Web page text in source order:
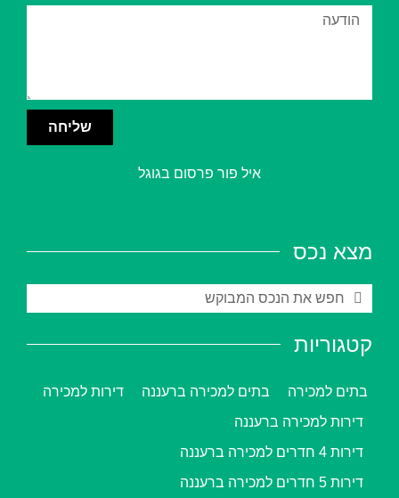
שליחה
איל פור פרסום בגוגל
מצא נכס
קטגוריות
בתים למכירה בתים למכירה ברעננה
דירות למכירה
דירות למכירה ברעננה
דירות 4 חדרים למכירה ברעננה
דירות 5 חדרים למכירה ברעננה